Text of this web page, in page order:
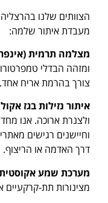
הצוותים שלנו
מעבדת איתור שלמה:
מצלמה תרמית
ומזהה הבדלי
צורך בהרמת אריח אחד.
איתור נזילות בגז
ולצנרת ארוכה. אנו
וחיישנים רגישים
דרך האדמה או הריצוף.
מערכת שמע
מצינורות תת-קרקעיים